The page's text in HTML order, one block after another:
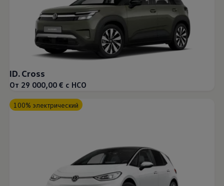
ID. Cross
От 29 000,00 € с НСО
100% электрический